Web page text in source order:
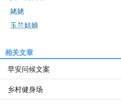
姥姥
玉兰姑娘
相关文章
早安问候文案
乡村健身场